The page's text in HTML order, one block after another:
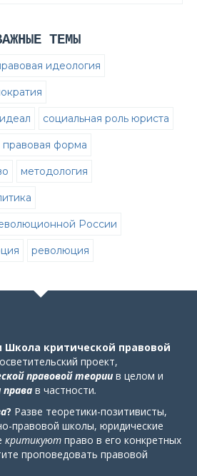
ТЕМЫ
идеология
социальная роль юриста
правовая форма
методология
России
революция
Школа критической правовой
проект,
правовой теории в целом и
в частности.
? Разве теоретики-позитивисты,
правовой школы, юридические
критикуют право в его конкретных
проповедовать правовой